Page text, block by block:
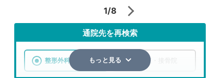
1/8
通院先を再検索
整形外科 整骨院・接骨院
もっと見る